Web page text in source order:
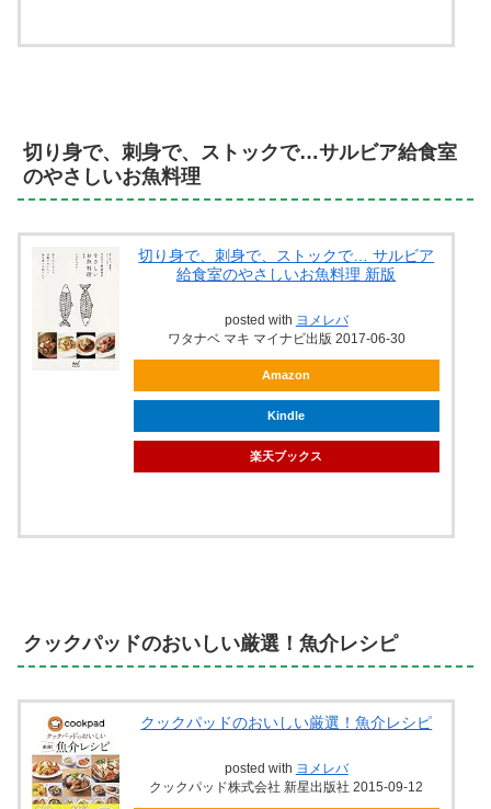
切り身で、刺身で、ストックで…サルビア給食室
のやさしいお魚料理
切り身で、刺身で、ストックで… サルビア
給食室のやさしいお魚料理 新版
posted with ヨメレバ
ワタナベ マキ マイナビ出版 2017-06-30
Amazon
Kindle
楽天ブックス
クックパッドのおいしい厳選！魚介レシピ
クックパッドのおいしい厳選！魚介レシピ
posted with ヨメレバ
クックパッド株式会社 新星出版社 2015-09-12